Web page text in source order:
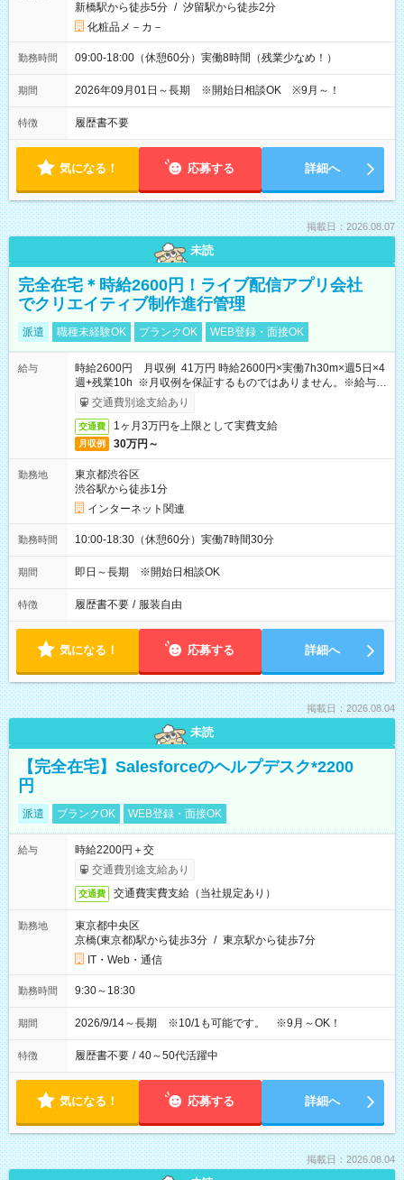
新橋駅から徒歩5分 / 汐留駅から徒歩2分
化粧品メ－カ－
勤務時間 09:00-18:00（休憩60分）実働8時間（残業少なめ！）
期間 2026年09月01日～長期 ※開始日相談OK ※9月～！
特徴 履歴書不要
気になる！ 応募する 詳細へ
掲載日：2026.08.07
未読
完全在宅＊時給2600円！ライブ配信アプリ会社
でクリエイティブ制作進行管理
派遣 職種未経験OK ブランクOK WEB登録・面接OK
給与
時給2600円 月収例 41万円 時給2600円×実働7h30m×週5日×4
週+残業10h ※月収例を保証するものではありません。※給与即
受取りサービス利用可（利用条件有）
交通費別途支給あり
交通費 1ヶ月3万円を上限として実費支給
月収例 30万円～
勤務地
東京都渋谷区
渋谷駅から徒歩1分
インターネット関連
勤務時間 10:00-18:30（休憩60分）実働7時間30分
期間 即日～長期 ※開始日相談OK
特徴 履歴書不要 / 服装自由
気になる！ 応募する 詳細へ
掲載日：2026.08.04
未読
【完全在宅】Salesforceのヘルプデスク*2200
円
派遣 ブランクOK WEB登録・面接OK
給与
時給2200円＋交
交通費別途支給あり
交通費 交通費実費支給（当社規定あり）
勤務地
東京都中央区
京橋(東京都)駅から徒歩3分 / 東京駅から徒歩7分
IT・Web・通信
勤務時間 9:30～18:30
期間 2026/9/14～長期 ※10/1も可能です。 ※9月～OK！
特徴 履歴書不要 / 40～50代活躍中
気になる！ 応募する 詳細へ
掲載日：2026.08.04